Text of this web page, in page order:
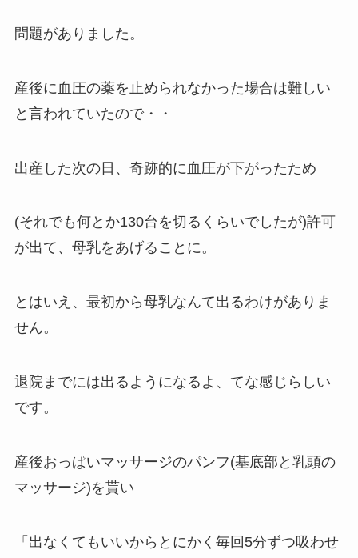
問題がありました。
産後に血圧の薬を止められなかった場合は難しい
と言われていたので・・
出産した次の日、奇跡的に血圧が下がったため
(それでも何とか130台を切るくらいでしたが)許可
が出て、母乳をあげることに。
とはいえ、最初から母乳なんて出るわけがありま
せん。
退院までには出るようになるよ、てな感じらしい
です。
産後おっぱいマッサージのパンフ(基底部と乳頭の
マッサージ)を貰い
「出なくてもいいからとにかく毎回5分ずつ吸わせ